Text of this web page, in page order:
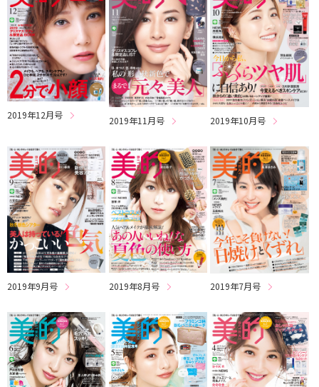
2019年12月号 2019年11月号 2019年10月号
2019年9月号 2019年8月号 2019年7月号